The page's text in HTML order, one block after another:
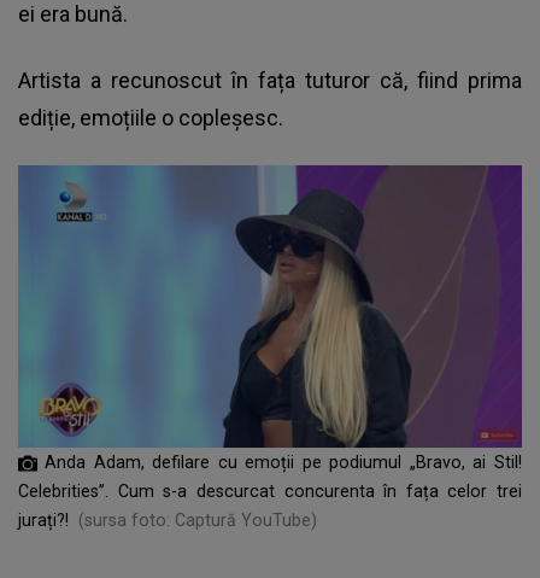
ei era bună.
Artista a recunoscut în fața tuturor că, fiind prima
ediție, emoțiile o copleșesc.
Anda Adam, defilare cu emoții pe podiumul „Bravo, ai Stil!
Celebrities”. Cum s-a descurcat concurenta în fața celor trei
jurați?!
(sursa foto: Captură YouTube)